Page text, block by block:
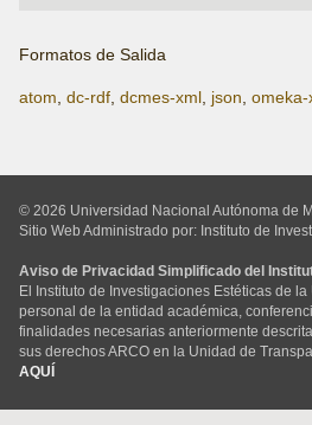
Formatos de Salida
atom, dc-rdf, dcmes-xml, json, omeka-
© 2026 Universidad Nacional Autónoma de
Sitio Web Administrado por: Instituto de
Aviso de Privacidad Simplificado del
El Instituto de Investigaciones Estéticas de
personal de la entidad académica,
finalidades necesarias anteriormente
sus derechos ARCO en la Unidad de
AQUÍ